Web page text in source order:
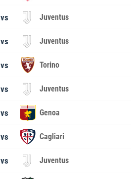
vs Juventus
vs Juventus
vs Torino
vs Juventus
vs Genoa
vs Cagliari
vs Juventus